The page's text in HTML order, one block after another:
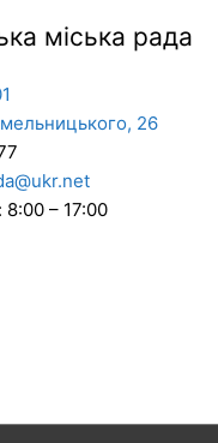
міська рада
26
8:00 – 17:00